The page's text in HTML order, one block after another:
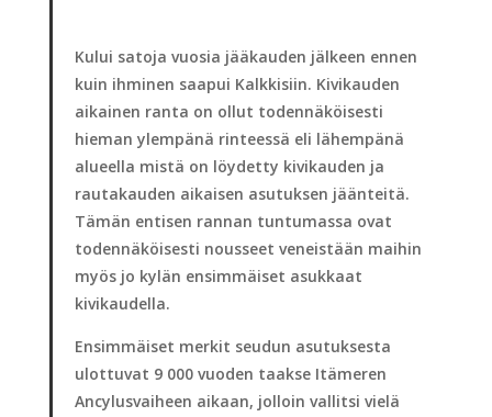
Kului satoja vuosia jääkauden jälkeen ennen
kuin ihminen saapui Kalkkisiin. Kivikauden
aikainen ranta on ollut todennäköisesti
hieman ylempänä rinteessä eli lähempänä
alueella mistä on löydetty kivikauden ja
rautakauden aikaisen asutuksen jäänteitä.
Tämän entisen rannan tuntumassa ovat
todennäköisesti nousseet veneistään maihin
myös jo kylän ensimmäiset asukkaat
kivikaudella.
Ensimmäiset merkit seudun asutuksesta
ulottuvat 9 000 vuoden taakse Itämeren
Ancylus­vaiheen aikaan, jolloin vallitsi vielä